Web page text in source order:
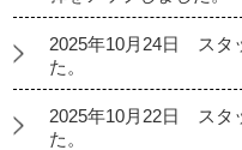
2025年10月24日 スタ
た。
2025年10月22日 スタ
た。